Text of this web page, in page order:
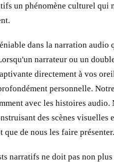
un phénomène culturel qui
dans la narration audio
narrateur ou un
directement à vos
personnelle. Notre
avec les histoires audio.
des scènes visuelles
de nous les faire présenter.
narratifs ne doit pas non plus